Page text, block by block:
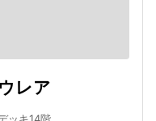
レア
ッキ14階